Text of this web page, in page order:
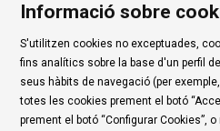
Contacte | Instància
Ús de Cookies
| Política de
Condicions d'ús
Informació sobre
S'utilitzen cookies no exceptuades,
fins analítics sobre la base d'un perfil
seus hàbits de navegació (per
totes les cookies prement el botó
prement el botó “Configurar Cookies”,